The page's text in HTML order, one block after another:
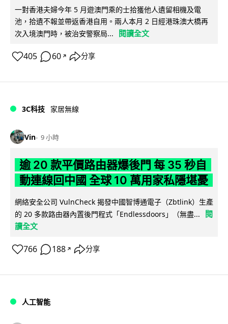
一對香港夫婦今年 5 月遊澳門乘的士拾獲他人遺留相機及電
池，拾遺不報並帶返香港自用。兩人本月 2 日經港珠澳大橋再
次入境澳門時，被治安警察局...
閱讀全文
405 60 ↗ 分享
3C科技 家居無線
Vin 9 小時
逾 20 款平價路由器爆後門 每 35 秒自
動連線回中國 全球 10 萬用家私隱堪憂
網絡安全公司 VulnCheck 揭發中國智博通電子（Zbtlink）生產
的 20 多款路由器內置後門程式「Endlessdoors」（無盡...
閱
讀全文
766 188 ↗ 分享
人工智能